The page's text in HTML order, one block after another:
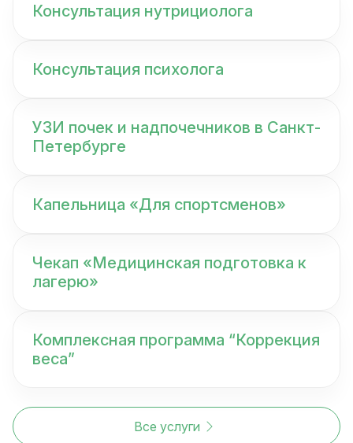
Консультация нутрициолога
Консультация психолога
УЗИ почек и надпочечников в Санкт-
Петербурге
Капельница «Для спортсменов»
Чекап «Медицинская подготовка к
лагерю»
Комплексная программа “Коррекция
веса”
Все услуги